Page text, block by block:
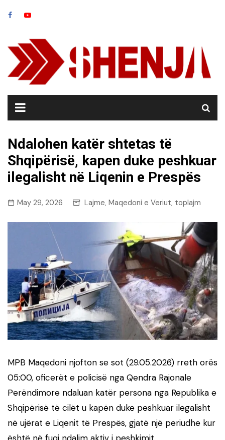
Ndalohen katër shtetas të
Shqipërisë, kapen duke peshkuar
ilegalisht në Liqenin e Prespës
May 29, 2026 Lajme, Maqedoni e Veriut, toplajm
MPB Maqedoni njofton se sot (29.05.2026) rreth orës
05:00, oficerët e policisë nga Qendra Rajonale
Perëndimore ndaluan katër persona nga Republika e
Shqipërisë të cilët u kapën duke peshkuar ilegalisht
në ujërat e Liqenit të Prespës, gjatë një periudhe kur